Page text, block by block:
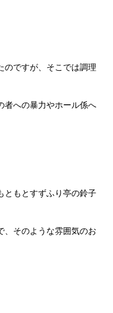
のですが、そこでは調理
者への暴力やホール係へ
ともとすずふり亭の鈴子
、そのような雰囲気のお